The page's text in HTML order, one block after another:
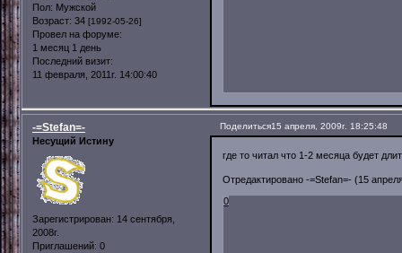
Пол: Мужской
Возраст: 34 [1992-05-26]
Провел на форуме:
1 месяц 1 день
Последний визит:
11 февраля, 2011г. 14:00:40
Поделиться15 апреля, 2009г. 18:25:48
-=Stefan=-
Несущий Истину
Зарегистрирован: 14 сентября,
2008г.
Приглашений: 0
где то читал что 1-2 месяца будет
Отредактировано -=Stefan=- (15
0